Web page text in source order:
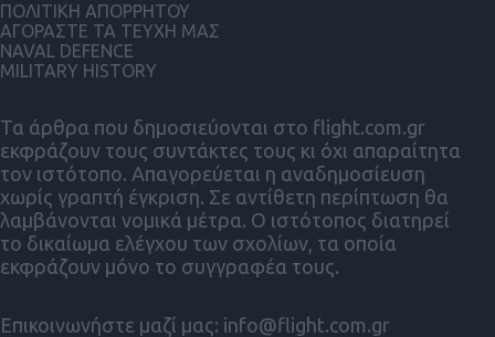
Τα άρθρα που δημοσιεύονται στο flight.com.gr
εκφράζουν τους συντάκτες τους κι όχι απαραίτητα
τον ιστότοπο. Απαγορεύεται η αναδημοσίευση
χωρίς γραπτή έγκριση. Σε αντίθετη περίπτωση θα
λαμβάνονται νομικά μέτρα. Ο ιστότοπος διατηρεί
το δικαίωμα ελέγχου των σχολίων, τα οποία
εκφράζουν μόνο το συγγραφέα τους.
Επικοινωνήστε μαζί μας: info@flight.com.gr
ΠΟΛΙΤΙΚΗ ΑΠΟΡΡΗΤΟΥ
ΑΓΟΡΑΣΤΕ ΤΑ ΤΕΥΧΗ ΜΑΣ
NAVAL DEFENCE
MILITARY HISTORY